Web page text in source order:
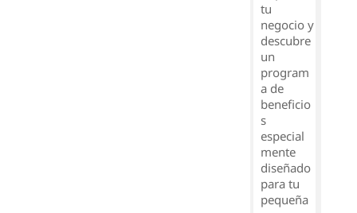
tu
negocio y
descubre
un
program
a de
beneficio
s
especial
mente
diseñado
para tu
pequeña